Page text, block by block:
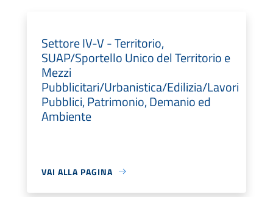
Settore IV-V - Territorio,
SUAP/Sportello Unico del Territorio e
Mezzi
Pubblicitari/Urbanistica/Edilizia/Lavori
Pubblici, Patrimonio, Demanio ed
Ambiente
VAI ALLA PAGINA